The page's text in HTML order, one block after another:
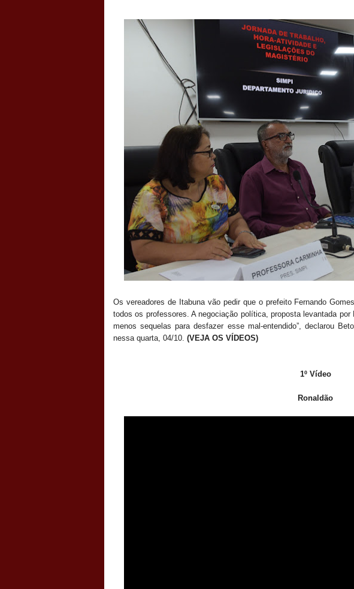
Os vereadores de Itabuna vão pedir que o prefeito Fernando
todos os professores. A negociação política, proposta levantada
menos sequelas para desfazer esse mal-entendido”, declarou
nessa quarta, 04/10. (VEJA OS VÍDEOS)
1º Vídeo
Ronaldão